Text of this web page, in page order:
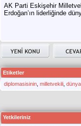
AK Parti Eskişehir
Erdoğan’ın liderliğinde
Etiketler
diplomasisinin milletvekili dünya
Yetkileriniz